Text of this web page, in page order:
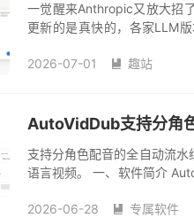
一觉醒来Anthropic又放大招
更新的是真快的，各家LLM
2026-07-01  趣站
AutoVidDub支持分角
支持分角色配音的全自动流
语言视频。 一、软件简介
2026-06-28  专属软件